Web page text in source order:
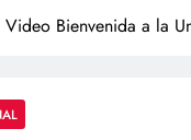
Video Bienvenida a la